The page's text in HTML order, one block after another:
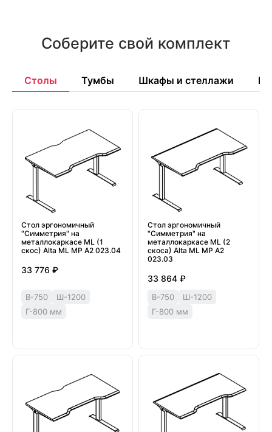
Соберите свой комплект
Столы Тумбы Шкафы и стеллажи
Стол эргономичный
"Симметрия" на
металлокаркасе МL (1
скос) Alta ML МР А2 023.04
33 776 ₽
В-750
Ш-1200
Г-800 мм
Стол эргономичный
"Симметрия" на
металлокаркасе МL (2
скоса) Alta ML МР А2
023.03
33 864 ₽
В-750
Ш-1200
Г-800 мм